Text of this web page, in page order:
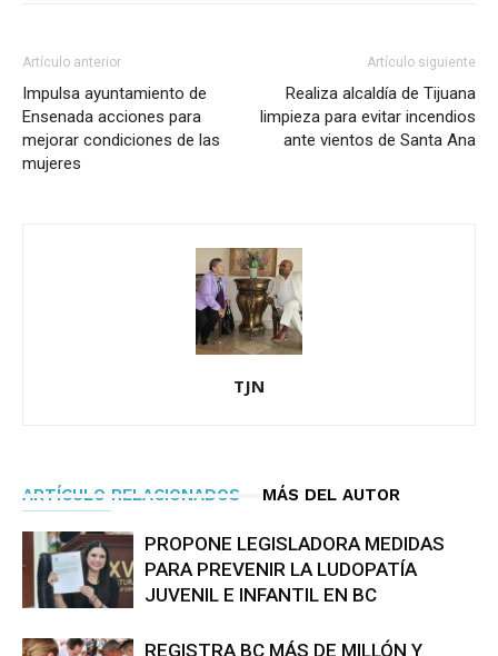
Artículo anterior
Impulsa ayuntamiento de
Ensenada acciones para
mejorar condiciones de las
mujeres
Artículo siguiente
Realiza alcaldía de Tijuana
limpieza para evitar incendios
ante vientos de Santa Ana
TJN
ARTÍCULO RELACIONADOS MÁS DEL AUTOR
PROPONE LEGISLADORA MEDIDAS
PARA PREVENIR LA LUDOPATÍA
JUVENIL E INFANTIL EN BC
REGISTRA BC MÁS DE MILLÓN Y